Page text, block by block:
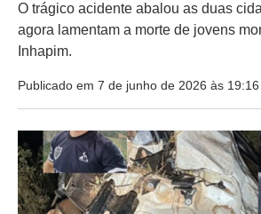
O trágico acidente abalou as duas
agora lamentam a morte de jovens
Inhapim.
Publicado em 7 de junho de 2026 às 19:16